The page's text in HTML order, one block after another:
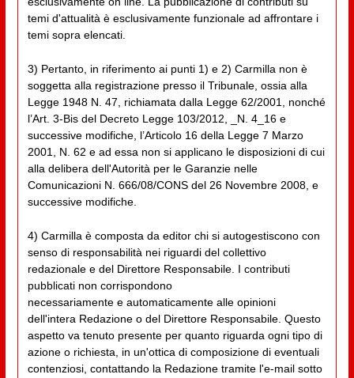
temi d'attualità è esclusivamente funzionale ad affrontare i
temi sopra elencati.
3) Pertanto, in riferimento ai punti 1) e 2) Carmilla non è
soggetta alla registrazione presso il Tribunale, ossia alla
Legge 1948 N. 47, richiamata dalla Legge 62/2001, nonché
l’Art. 3-Bis del Decreto Legge 103/2012, _N. 4_16 e
successive modifiche, l’Articolo 16 della Legge 7 Marzo
2001, N. 62 e ad essa non si applicano le disposizioni di cui
alla delibera dell'Autorità per le Garanzie nelle
Comunicazioni N. 666/08/CONS del 26 Novembre 2008, e
successive modifiche.
4) Carmilla è composta da editor chi si autogestiscono con
senso di responsabilità nei riguardi del collettivo
redazionale e del Direttore Responsabile. I contributi
pubblicati non corrispondono
necessariamente e automaticamente alle opinioni
dell'intera Redazione o del Direttore Responsabile. Questo
aspetto va tenuto presente per quanto riguarda ogni tipo di
azione o richiesta, in un'ottica di composizione di eventuali
contenziosi, contattando la Redazione tramite l'e-mail sotto